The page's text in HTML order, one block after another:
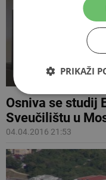
Osniva se studij
Sveučilištu u
04.04.2016 21:53
PRIKAŽI